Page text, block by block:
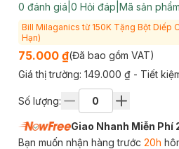
0 đánh giá 0 Hỏi đáp Mã sản
Bill Milaganics từ 150K Tặng Bột Diếp
Hạn)
75.000 ₫(Đã bao gồm VAT)
Giá thị trường: 149.000 ₫ - Tiết
Số lượng:
Giao Nhanh Miễn Phí
Bạn muốn nhận hàng trước 20h